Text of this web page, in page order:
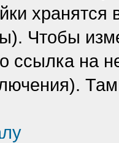
Чтобы
ссылка на